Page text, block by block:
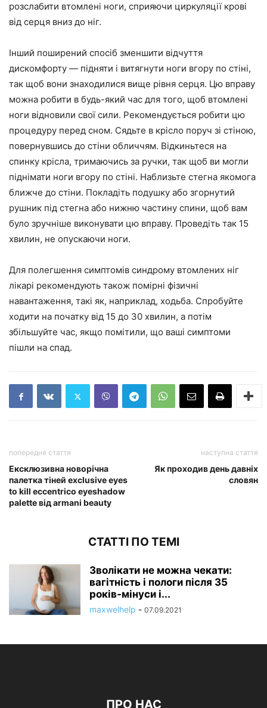
розслабити втомлені ноги, сприяючи циркуляції крові
від серця вниз до ніг.
Інший поширений спосіб зменшити відчуття
дискомфорту — підняти і витягнути ноги вгору по стіні,
так щоб вони знаходилися вище рівня серця. Цю вправу
можна робити в будь-який час для того, щоб втомлені
ноги відновили свої сили. Рекомендується робити цю
процедуру перед сном. Сядьте в крісло поруч зі стіною,
повернувшись до стіни обличчям. Відкиньтеся на
спинку крісла, тримаючись за ручки, так щоб ви могли
піднімати ноги вгору по стіні. Наблизьте стегна якомога
ближче до стіни. Покладіть подушку або згорнутий
рушник під стегна або нижню частину спини, щоб вам
було зручніше виконувати цю вправу. Проведіть так 15
хвилин, не опускаючи ноги.
Для полегшення симптомів синдрому втомлених ніг
лікарі рекомендують також помірні фізичні
навантаження, такі як, наприклад, ходьба. Спробуйте
ходити на початку від 15 до 30 хвилин, а потім
збільшуйте час, якщо помітили, що ваші симптоми
пішли на спад.
попередня стаття
Ексклюзивна новорічна
палетка тіней exclusive eyes
to kill eccentrico eyeshadow
palette від armani beauty
наступна стаття
Як проходив день давніх
словян
СТАТТІ ПО ТЕМІ
Зволікати не можна чекати:
вагітність і пологи після 35
років-мінуси і...
maxwelhelp - 07.09.2021
ПРО НАС